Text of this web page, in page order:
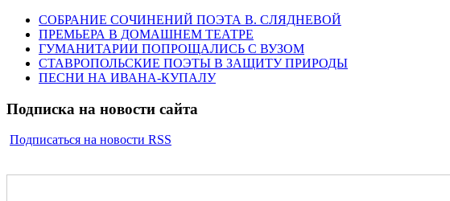
СОБРАНИЕ СОЧИНЕНИЙ ПОЭТА В. СЛЯДНЕВОЙ
ПРЕМЬЕРА В ДОМАШНЕМ ТЕАТРЕ
ГУМАНИТАРИИ ПОПРОЩАЛИСЬ С ВУЗОМ
СТАВРОПОЛЬСКИЕ ПОЭТЫ В ЗАЩИТУ ПРИРОДЫ
ПЕСНИ НА ИВАНА-КУПАЛУ
Подписка на новости сайта
Подписаться на новости RSS